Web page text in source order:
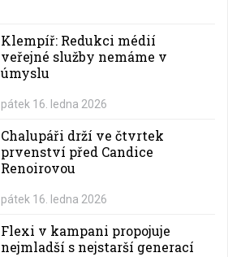
Klempíř: Redukci médií
veřejné služby nemáme v
úmyslu
pátek 16. ledna 2026
Chalupáři drží ve čtvrtek
prvenství před Candice
Renoirovou
pátek 16. ledna 2026
Flexi v kampani propojuje
nejmladší s nejstarší generací